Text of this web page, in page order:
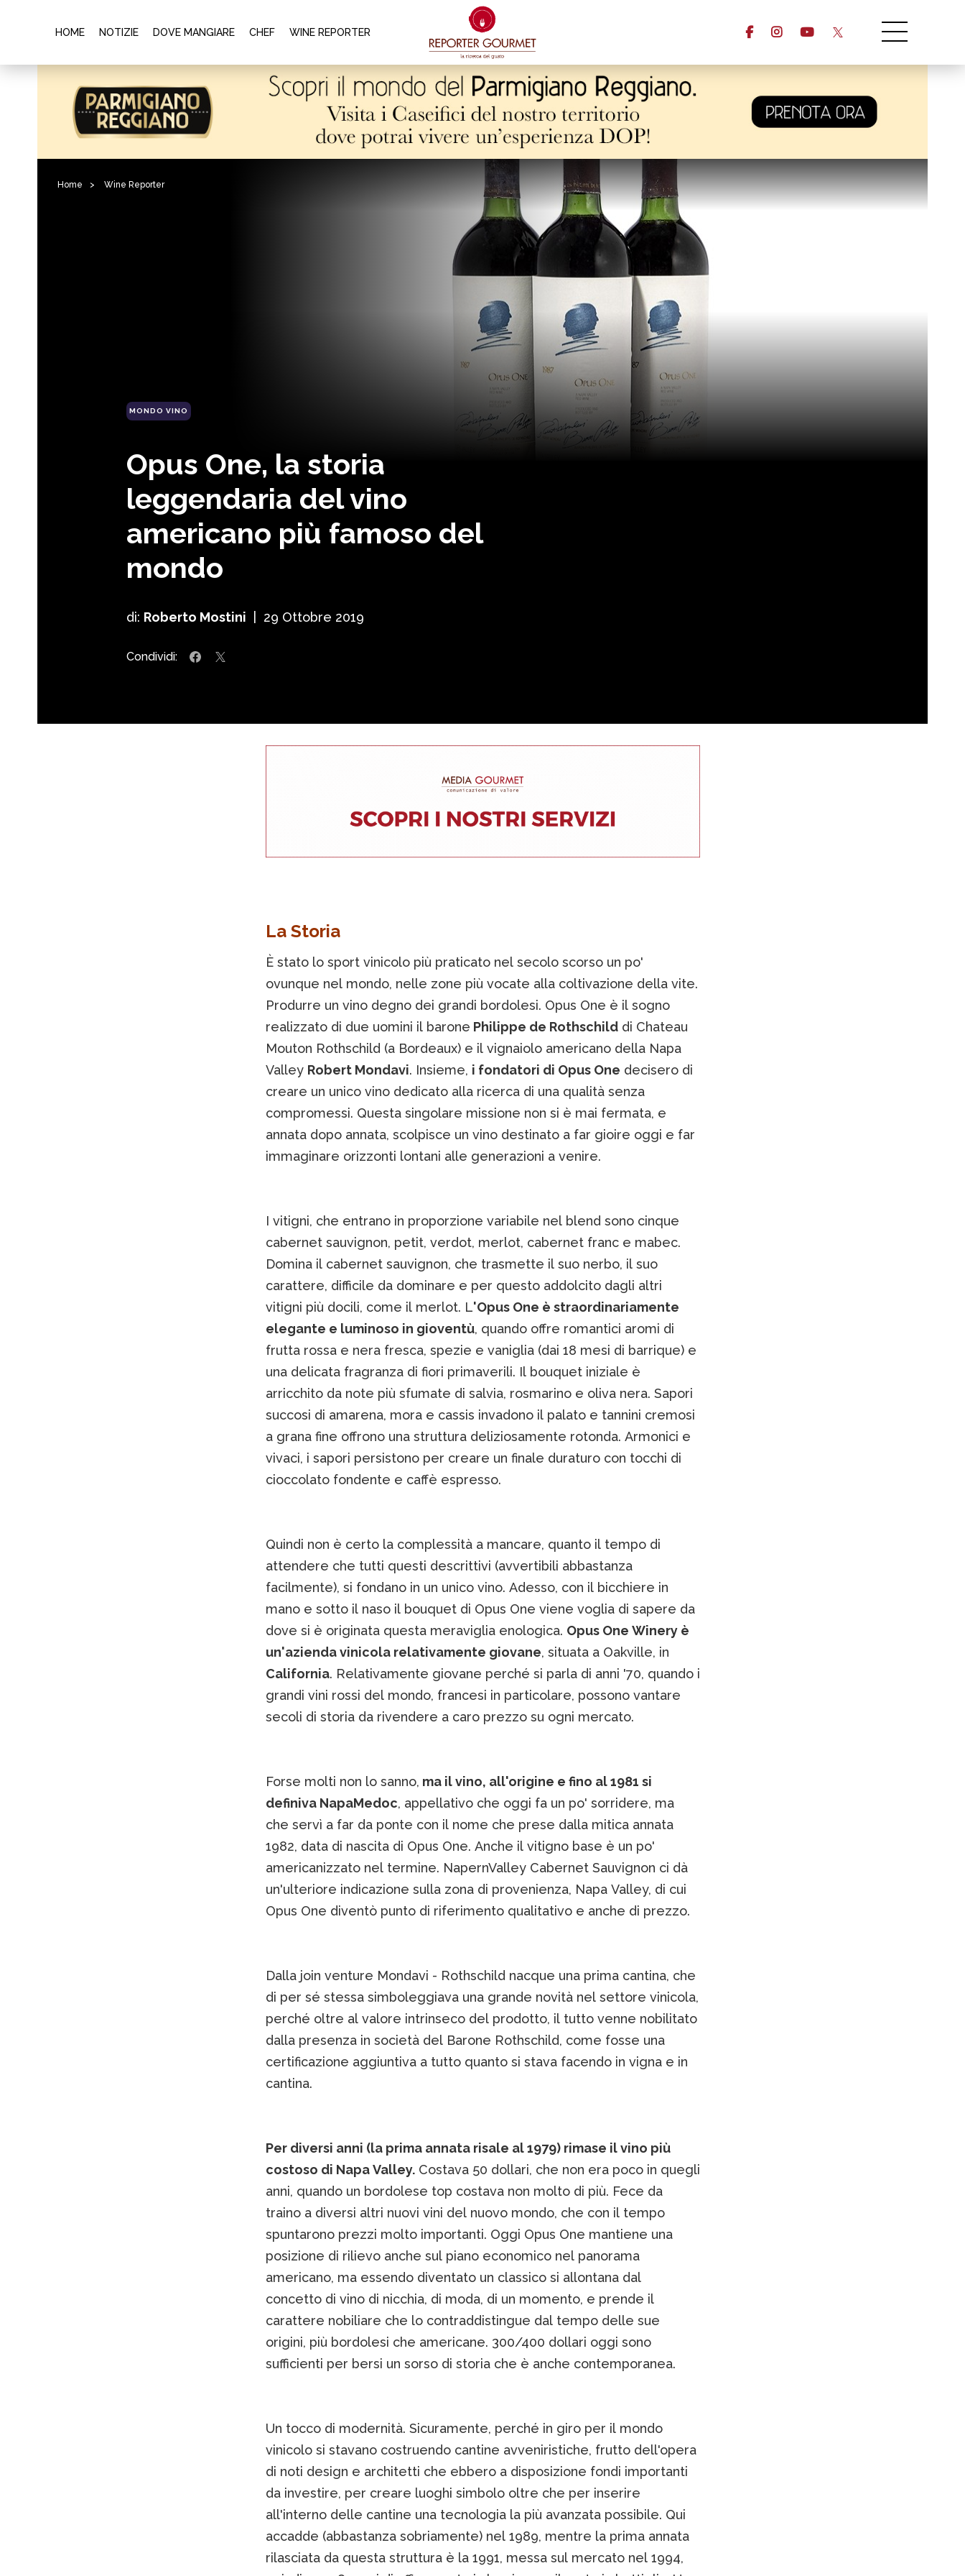
HOME NOTIZIE DOVE MANGIARE CHEF WINE REPORTER
Home > Wine Reporter
MONDO VINO
Opus One, la storia
leggendaria del vino
americano più famoso del
mondo
di: Roberto Mostini 29 Ottobre 2019
Condividi:
La Storia
È stato lo sport vinicolo più praticato nel secolo scorso un po'
ovunque nel mondo, nelle zone più vocate alla coltivazione della vite.
Produrre un vino degno dei grandi bordolesi. Opus One è il sogno
realizzato di due uomini il barone Philippe de Rothschilddi Chateau
Mouton Rothschild (a Bordeaux) e il vignaiolo americano della Napa
Valley Robert Mondavi. Insieme, i fondatori di Opus One decisero di
creare un unico vino dedicato alla ricerca di una qualità senza
compromessi. Questa singolare missione non si è mai fermata, e
annata dopo annata, scolpisce un vino destinato a far gioire oggi e far
immaginare orizzonti lontani alle generazioni a venire.
I vitigni, che entrano in proporzione variabile nel blend sono cinque
cabernet sauvignon, petit, verdot, merlot, cabernet franc e mabec.
Domina il cabernet sauvignon, che trasmette il suo nerbo, il suo
carattere, difficile da dominare e per questo addolcito dagli altri
vitigni più docili, come il merlot. L'Opus One è straordinariamente
elegante e luminoso in gioventù, quando offre romantici aromi di
frutta rossa e nera fresca, spezie e vaniglia (dai 18 mesi di barrique) e
una delicata fragranza di fiori primaverili. Il bouquet iniziale è
arricchito da note più sfumate di salvia, rosmarino e oliva nera. Sapori
succosi di amarena, mora e cassis invadono il palato e tannini cremosi
a grana fine offrono una struttura deliziosamente rotonda. Armonici e
vivaci, i sapori persistono per creare un finale duraturo con tocchi di
cioccolato fondente e caffè espresso.
Quindi non è certo la complessità a mancare, quanto il tempo di
attendere che tutti questi descrittivi (avvertibili abbastanza
facilmente), si fondano in un unico vino. Adesso, con il bicchiere in
mano e sotto il naso il bouquet di Opus One viene voglia di sapere da
dove si è originata questa meraviglia enologica. Opus One Winery è
un'azienda vinicola relativamente giovane, situata a Oakville, in
California. Relativamente giovane perché si parla di anni '70, quando i
grandi vini rossi del mondo, francesi in particolare, possono vantare
secoli di storia da rivendere a caro prezzo su ogni mercato.
Forse molti non lo sanno, ma il vino, all'origine e fino al 1981 si
definiva NapaMedoc, appellativo che oggi fa un po' sorridere, ma
che servì a far da ponte con il nome che prese dalla mitica annata
1982, data di nascita di Opus One. Anche il vitigno base è un po'
americanizzato nel termine. NapernValley Cabernet Sauvignon ci dà
un'ulteriore indicazione sulla zona di provenienza, Napa Valley, di cui
Opus One diventò punto di riferimento qualitativo e anche di prezzo.
Dalla join venture Mondavi - Rothschild nacque una prima cantina, che
di per sé stessa simboleggiava una grande novità nel settore vinicola,
perché oltre al valore intrinseco del prodotto, il tutto venne nobilitato
dalla presenza in società del Barone Rothschild, come fosse una
certificazione aggiuntiva a tutto quanto si stava facendo in vigna e in
cantina.
Per diversi anni (la prima annata risale al 1979) rimase il vino più
costoso di Napa Valley.Costava 50 dollari, che non era poco in quegli
anni, quando un bordolese top costava non molto di più. Fece da
traino a diversi altri nuovi vini del nuovo mondo, che con il tempo
spuntarono prezzi molto importanti. Oggi Opus One mantiene una
posizione di rilievo anche sul piano economico nel panorama
americano, ma essendo diventato un classico si allontana dal
concetto di vino di nicchia, di moda, di un momento, e prende il
carattere nobiliare che lo contraddistingue dal tempo delle sue
origini, più bordolesi che americane. 300/400 dollari oggi sono
sufficienti per bersi un sorso di storia che è anche contemporanea.
Un tocco di modernità. Sicuramente, perché in giro per il mondo
vinicolo si stavano costruendo cantine avveniristiche, frutto dell'opera
di noti design e architetti che ebbero a disposizione fondi importanti
da investire, per creare luoghi simbolo oltre che per inserire
all'interno delle cantine una tecnologia la più avanzata possibile. Qui
accadde (abbastanza sobriamente) nel 1989, mentre la prima annata
rilasciata da questa struttura è la 1991, messa sul mercato nel 1994,